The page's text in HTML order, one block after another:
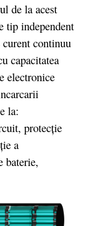
de la acest
tip independent
continuu
capacitatea
electronice
la:
protecție
a
baterie,